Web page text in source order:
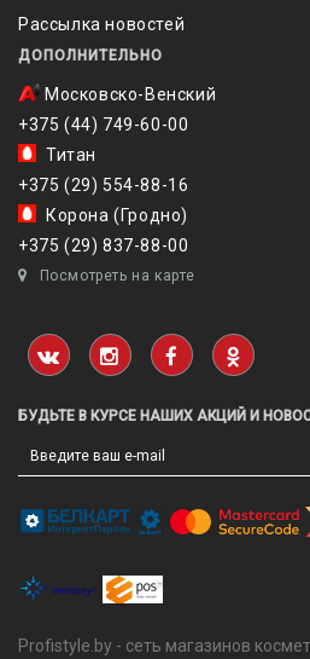
Рассылка новостей
ДОПОЛНИТЕЛЬНО
Московско-Венский
+375 (44) 749-60-00
Титан
+375 (29) 554-88-16
Корона (Гродно)
+375 (29) 837-88-00
Посмотреть на карте
БУДЬТЕ В КУРСЕ НАШИХ АКЦИЙ И
Profistyle.by - сеть магазинов